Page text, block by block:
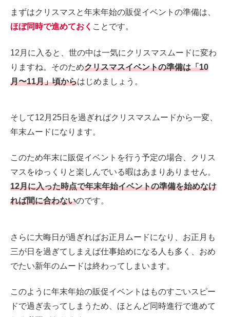
まずはクリスマスと年末年始の販促イベントの準備は、
ほぼ同時で進めておく ことです。
12月に入ると、世の中は一気にクリスマスムードに変わ
りますね。そのためクリスマスイベントの準備は「10
月〜11月」頃からはじめましょう。
そして12月25日を過ぎればクリスマスムードから一変、
年末ムードになります。
このため年末に販促イベントを行う予定の場合、クリス
マスをゆっくりと楽しんでいる暇はあまりありません。
12月に入った時点で年末年始イベントの準備を始めなけ
れば間に合わないのです。
さらに大晦日が過ぎればお正月ムードになり、お正月も
三が日を過ぎてしまえば仕事始めになる人も多く、おめ
でたい新年のムードは終わってしまいます。
このように年末年始の販促イベントはものすごいスピー
ドで過ぎ去ってしまうため、ほとんど同時進行で進めて